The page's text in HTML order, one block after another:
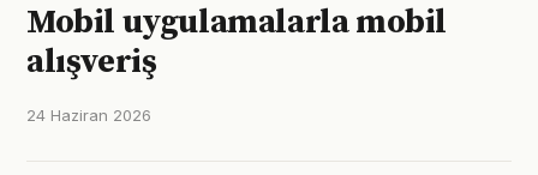
Mobil uygulamalarla mobil
alışveriş
24 Haziran 2026